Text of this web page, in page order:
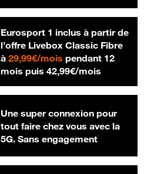
Eurosport 1 inclus à partir de
l’offre Livebox Classic Fibre
à 29,99€/mois29,99 € par mois
pendant 12
mois puis 42,99€/mois42,99 € par
Une super connexion pour
tout faire chez vous avec la
5G. Sans engagement